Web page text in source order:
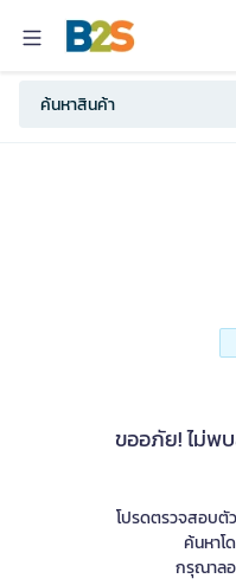
ขออภัย! ไม่พ
โปรดตรวจสอบตั
ค้นหาโ
กรุณาล